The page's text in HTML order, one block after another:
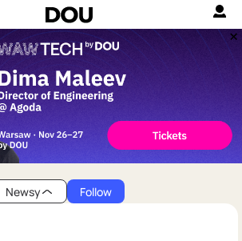
Newsy Follow